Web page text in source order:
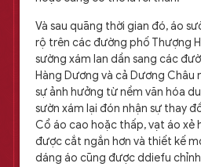
Và sau quãng thời gian đó, áo
rộ trên các đường phố Thượng
sường xám lan dần sang các
Hàng Dương và cả Dương Châu
sự ảnh hưởng từ nềm văn hóa
sườn xám lại đón nhận sự thay
Cổ áo cao hoặc thấp, vạt áo xẻ
được cắt ngắn hơn và thiết kế
dáng áo cũng được ddiefu